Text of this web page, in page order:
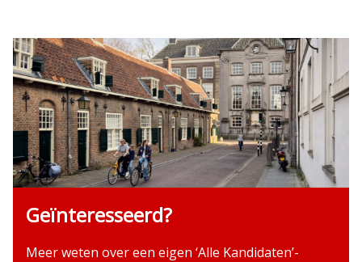
Geïnteresseerd?
Meer weten over een eigen ‘Alle Kandidaten’-